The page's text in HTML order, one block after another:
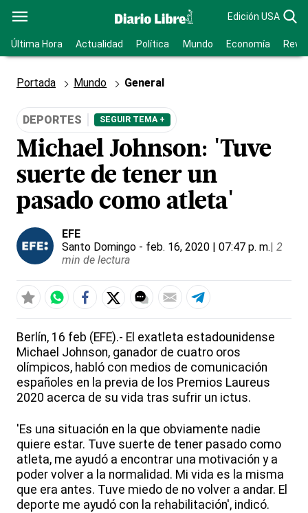
Edición USA
Última Hora Actualidad Política Mundo Economía
Portada Mundo General
DEPORTES SEGUIR TEMA +
Michael Johnson: 'Tuve
suerte de tener un
pasado como atleta'
EFE
Santo Domingo - feb. 16, 2020 | 07:47 p. m.| 2
min de lectura
Berlín, 16 feb (EFE).- El exatleta estadounidense
Michael Johnson, ganador de cuatro oros
olímpicos, habló con medios de comunicación
españoles en la previa de los Premios Laureus
2020 acerca de su vida tras sufrir un ictus.
'Es una situación en la que obviamente nadie
quiere estar. Tuve suerte de tener pasado como
atleta, me ayudó a encontrar una motivación y a
poder volver a la normalidad. Mi vida es la misma
que era antes. Tuve miedo de no volver a andar. El
deporte me ayudó con la rehabilitación', indicó.